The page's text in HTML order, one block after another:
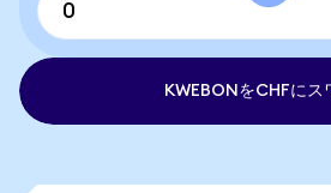
KWEBONをCHFにス